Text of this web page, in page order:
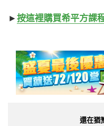
► 按這裡購買希平方課
還在猶